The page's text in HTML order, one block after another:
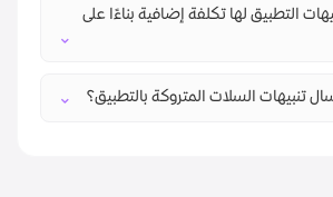
التطبيق لها تكلفة إضافية بناءًا على
تنبيهات السلات المتروكة بالتطبيق؟